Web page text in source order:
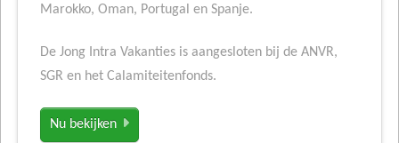
Marokko, Oman, Portugal en Spanje.
De Jong Intra Vakanties is aangesloten bij de ANVR,
SGR en het Calamiteitenfonds.
Nu bekijken